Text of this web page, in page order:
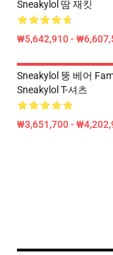
Sneakylol 땀 재킷
₩5,642,910 -
Sneakylol 뚱 베어
Sneakylol T-셔츠
₩3,651,700 -